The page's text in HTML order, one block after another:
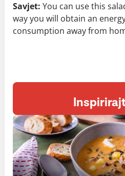
Savjet: You can use this
way you will obtain an
consumption away from